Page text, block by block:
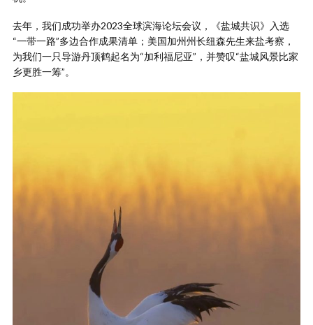
去年，我们成功举办2023全球滨海论坛会议，《盐城共识》入选
“一带一路”多边合作成果清单；美国加州州长纽森先生来盐考察，
为我们一只导游丹顶鹤起名为“加利福尼亚”，并赞叹“盐城风景比家
乡更胜一筹”。